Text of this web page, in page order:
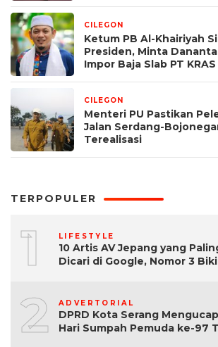
CILEGON
Ketum PB Al-Khairiyah
Presiden, Minta
Impor Baja Slab PT KRAS
CILEGON
Menteri PU Pastikan
Jalan Serdang-
Terealisasi
TERPOPULER
1 LIFESTYLE
10 Artis AV Jepang yang
Dicari di Google, Nomor 3
2 ADVERTORIAL
DPRD Kota Serang
Hari Sumpah Pemuda ke-97